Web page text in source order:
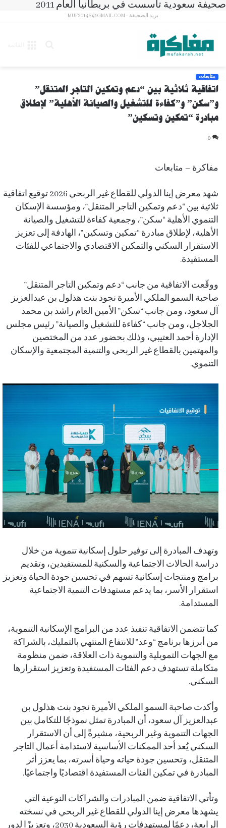
صحيفة سعودية تأسست في بريطانيا العام 2011
بريد الصحيفة - MUF2014S@GMAIL.COM
متابعات
اتفاقية ثلاثية بين “دعم وتمكين التاجر المتنقل”
و”سكن” و”كفاءة للتشغيل والصيانة الأهلية” لإطلاق
مبادرة “تمكين وتسكين”
0
مفاكرة – متابعات
شهد معرض إينا الدولي للقطاع غير الربحي 2026 توقيع اتفاقية
ثلاثية بين “دعم وتمكين التاجر المتنقل”، ومؤسسة الإسكان
التنموي الأهلية “سكن”، وجمعية كفاءة للتشغيل والصيانة
الأهلية، لإطلاق مبادرة “تمكين وتسكين”، الهادفة إلى تعزيز
الاستقرار السكني والتمكين الاقتصادي والاجتماعي للفئات
المستفيدة.
ووقّعت الاتفاقية من جانب “دعم وتمكين التاجر المتنقل”
صاحبة السمو الملكي الأميرة نجود بنت هذلول بن عبدالعزيز
آل سعود، ومن جانب “سكن” الأمين العام راشد بن محمد
الجلاجل، ومن جانب “كفاءة للتشغيل والصيانة” رئيس مجلس
الإدارة أحمد العتيبي، وذلك بحضور عدد من المختصين
والمهتمين بالقطاع غير الربحي والتنمية المجتمعية والإسكان
التنموي.
وتهدف المبادرة إلى توفير حلول إسكانية تنموية من خلال
دراسة الحالات الاجتماعية والسكنية للمستفيدين، وتقديم
برامج ومنتجات إسكانية تسهم في تحسين جودة الحياة وتعزيز
استقرار الأسر، بما يدعم مستهدفات التنمية الاجتماعية
المستدامة.
كما تتضمن الاتفاقية تنفيذ عدد من البرامج الإسكانية التنموية،
من أبرزها برنامج “وعد” للانتفاع المنتهي بالتمليك، بالشراكة
مع الجهات التمويلية والتنموية ذات العلاقة، ضمن منظومة
متكاملة تستهدف دعم الفئات المستفيدة وتعزيز استقرارها
السكني.
وأكدت صاحبة السمو الملكي الأميرة نجود بنت هذلول بن
عبدالعزيز آل سعود، أن المبادرة تمثل نموذجًا للتكامل بين
الجهات التنموية وغير الربحية، مشيرةً إلى أن الاستقرار
السكني يُعد أحد الممكنات الأساسية لاستدامة أعمال التاجر
المتنقل، وتحسين جودة حياته وحياة أسرته، بما يعزز أثر
المبادرة في تمكين الفئات المستفيدة اقتصاديًا واجتماعيًا.
وتأتي الاتفاقية ضمن المبادرات والشراكات النوعية التي
يشهدها معرض إينا الدولي للقطاع غير الربحي في نسخته
الرابعة، دعمًا لمستهدفات رؤية السعودية 2030، وتعزيزًا لدور